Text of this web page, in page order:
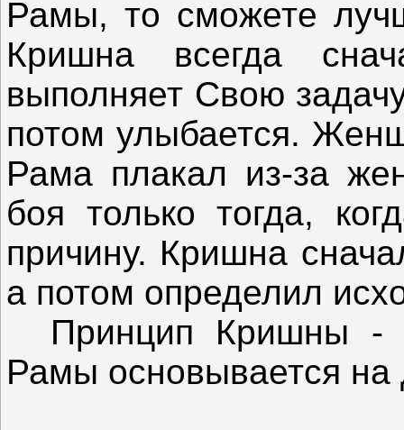
Рамы, то сможете
Кришна всегда
выполняет Свою
потом улыбается.
Рама плакал из-за
боя только тогда,
причину. Кришна
а потом определил
Принцип Кришны -
Рамы основывается на